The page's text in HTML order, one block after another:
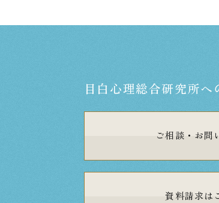
目白心理総合研究所へ
ご相談・ お問
資料請求は